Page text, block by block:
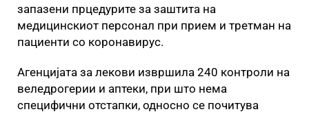
запазени прцедурите за заштита на
медицинскиот персонал при прием и третман на
пациенти со коронавирус.
Агенцијата за лекови извршила 240 контроли на
веледрогерии и аптеки, при што нема
специфични отстапки, односно се почитува